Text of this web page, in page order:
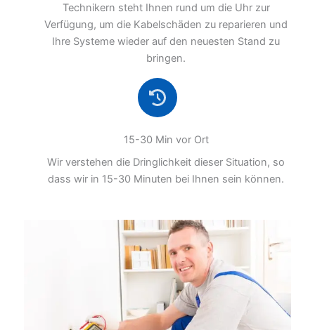
Technikern steht Ihnen rund um die Uhr zur
Verfügung, um die Kabelschäden zu reparieren und
Ihre Systeme wieder auf den neuesten Stand zu
bringen.
15-30 Min vor Ort
Wir verstehen die Dringlichkeit dieser Situation, so
dass wir in 15-30 Minuten bei Ihnen sein können.